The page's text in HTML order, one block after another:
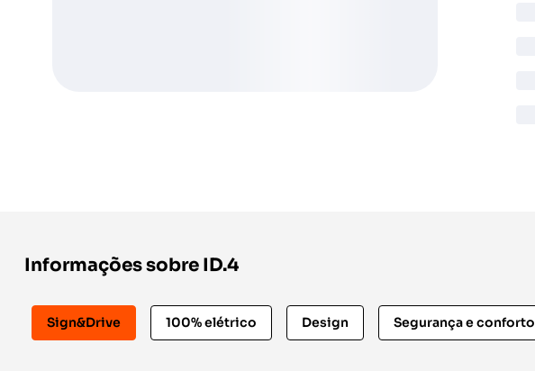
Informações sobre ID.4
Sign&Drive 100% elétrico Design Segurança e conforto